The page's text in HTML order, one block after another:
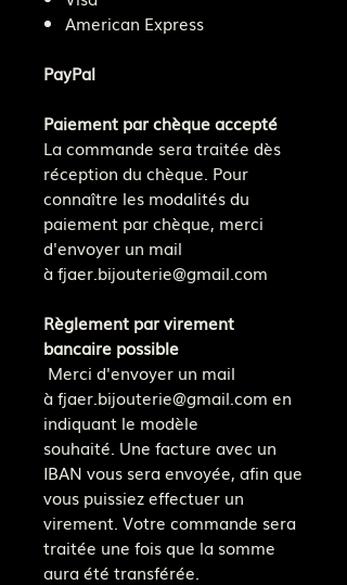
American Express
PayPal
Paiement par chèque accepté
La commande sera traitée dès
réception du chèque. Pour
connaître les modalités du
paiement par chèque, merci
d'envoyer un mail
à fjaer.bijouterie@gmail.com
Règlement par virement
bancaire possible
Merci d'envoyer un mail
à fjaer.bijouterie@gmail.com en
indiquant le modèle
souhaité. Une facture avec un
IBAN vous sera envoyée, afin que
vous puissiez effectuer un
virement. Votre commande sera
traitée une fois que la somme
aura été transférée.